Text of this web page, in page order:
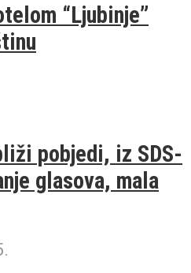
“Ljubinje”
pobjedi, iz SDS-
glasova, mala